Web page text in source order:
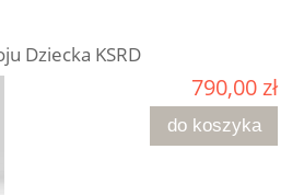
Dziecka KSRD
790,00 zł
do koszyka